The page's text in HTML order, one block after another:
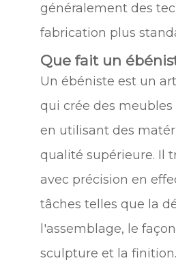
généralement des
fabrication plus
Que fait un
Un ébéniste est un
qui crée des meubles
en utilisant des
qualité supérieure. Il
avec précision en
tâches telles que la
l'assemblage, le
sculpture et la